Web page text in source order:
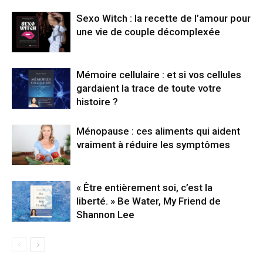
Sexo Witch : la recette de l’amour pour
une vie de couple décomplexée
Mémoire cellulaire : et si vos cellules
gardaient la trace de toute votre
histoire ?
Ménopause : ces aliments qui aident
vraiment à réduire les symptômes
« Être entièrement soi, c’est la
liberté. » Be Water, My Friend de
Shannon Lee